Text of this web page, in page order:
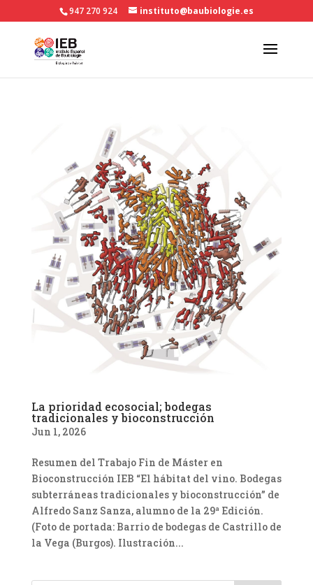
947 270 924 instituto@baubiologie.es
La prioridad ecosocial; bodegas
tradicionales y bioconstrucción
Jun 1, 2026
Resumen del Trabajo Fin de Máster en
Bioconstrucción IEB “El hábitat del vino. Bodegas
subterráneas tradicionales y bioconstrucción” de
Alfredo Sanz Sanza, alumno de la 29ª Edición.
(Foto de portada: Barrio de bodegas de Castrillo de
la Vega (Burgos). Ilustración...